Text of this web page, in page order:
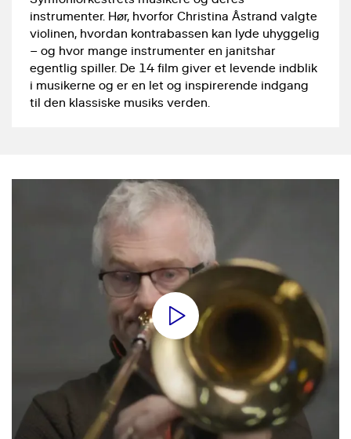
instrumenter. Hør, hvorfor Christina Åstrand valgte
violinen, hvordan kontrabassen kan lyde uhyggelig
– og hvor mange instrumenter en janitshar
egentlig spiller. De 14 film giver et levende indblik
i musikerne og er en let og inspirerende indgang
til den klassiske musiks verden.